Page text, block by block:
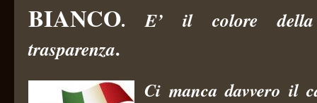
BIANCO.
E’ il colore della
trasparenza.
Ci manca davvero il